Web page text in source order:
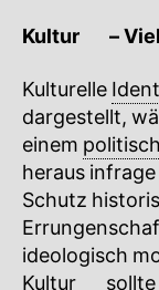
Kultur –
Kulturelle
dargestellt,
einem politisch
heraus
Schutz
ideologisch
Kultur